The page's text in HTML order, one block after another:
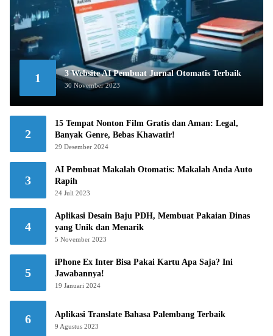
1 3 Website AI Pembuat Jurnal Otomatis Terbaik
30 November 2023
2
15 Tempat Nonton Film Gratis dan Aman: Legal,
Banyak Genre, Bebas Khawatir!
29 Desember 2024
3
AI Pembuat Makalah Otomatis: Makalah Anda Auto
Rapih
24 Juli 2023
4
Aplikasi Desain Baju PDH, Membuat Pakaian Dinas
yang Unik dan Menarik
5 November 2023
5
iPhone Ex Inter Bisa Pakai Kartu Apa Saja? Ini
Jawabannya!
19 Januari 2024
6 Aplikasi Translate Bahasa Palembang Terbaik
9 Agustus 2023